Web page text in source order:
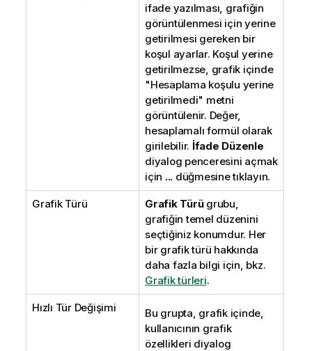
ifade yazılması, grafiğin
görüntülenmesi için yerine
getirilmesi gereken bir
koşul ayarlar. Koşul yerine
getirilmezse, grafik içinde
"Hesaplama koşulu yerine
getirilmedi" metni
görüntülenir. Değer,
hesaplamalı formül olarak
girilebilir. İfade Düzenle
diyalog penceresini açmak
için ... düğmesine tıklayın.
Grafik Türü Grafik Türügrubu,
grafiğin temel düzenini
seçtiğiniz konumdur. Her
bir grafik türü hakkında
daha fazla bilgi için, bkz.
Grafik türleri.
Hızlı Tür Değişimi
Bu grupta, grafik içinde,
kullanıcının grafik
özellikleri diyalog